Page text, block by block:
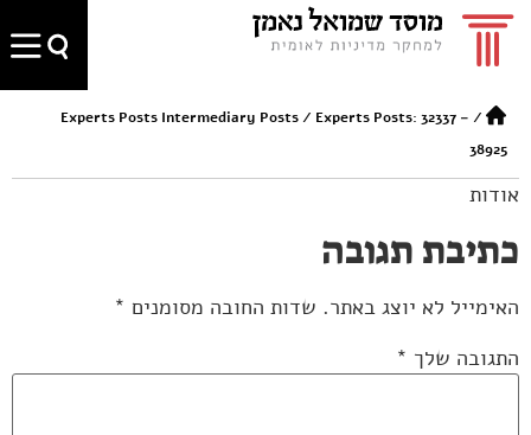
/
Experts Posts Intermediary Posts/ Experts Posts: 32337 –
38925
אודות
כתיבת תגובה
האימייל לא יוצג באתר. שדות החובה מסומנים *
התגובה שלך *